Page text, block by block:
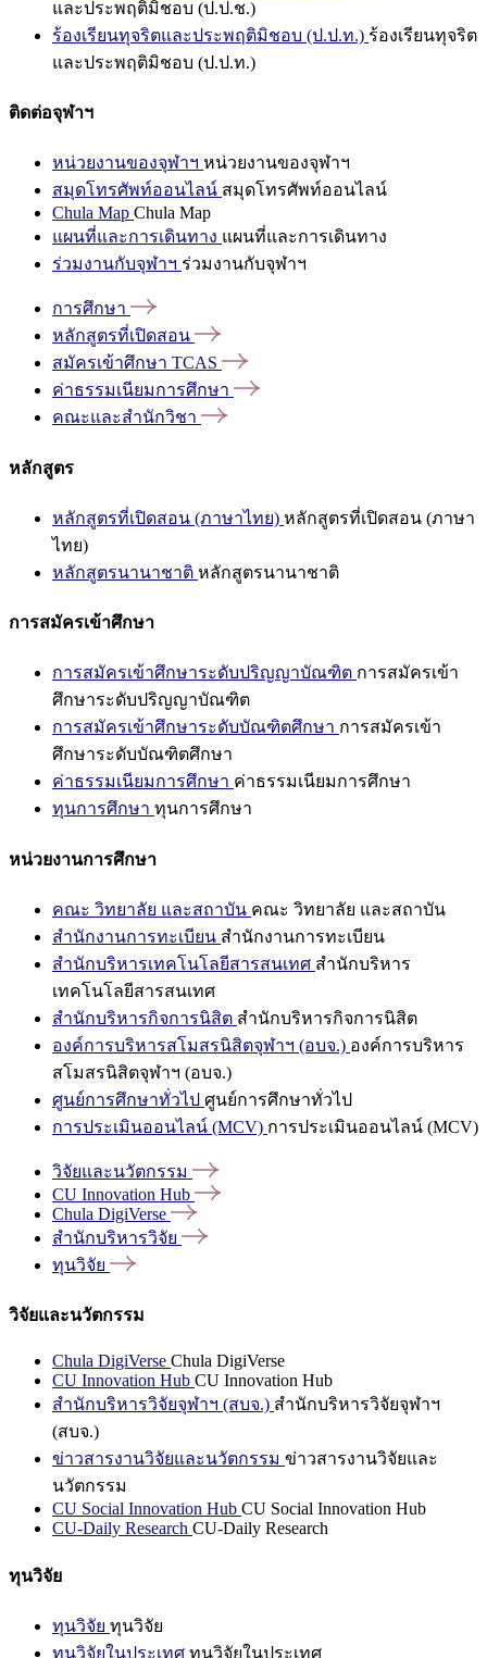
และประพฤติมิชอบ (ป.ป.ช.)
ร้องเรียนทุจริตและประพฤติมิชอบ (ป.ป.ท.) ร้องเรียนทุจริต
และประพฤติมิชอบ (ป.ป.ท.)
ติดต่อจุฬาฯ
หน่วยงานของจุฬาฯ หน่วยงานของจุฬาฯ
สมุดโทรศัพท์ออนไลน์ สมุดโทรศัพท์ออนไลน์
Chula Map Chula Map
แผนที่และการเดินทาง แผนที่และการเดินทาง
ร่วมงานกับจุฬาฯ ร่วมงานกับจุฬาฯ
การศึกษา
หลักสูตรที่เปิดสอน
สมัครเข้าศึกษา TCAS
ค่าธรรมเนียมการศึกษา
คณะและสำนักวิชา
หลักสูตร
หลักสูตรที่เปิดสอน (ภาษาไทย) หลักสูตรที่เปิดสอน (ภาษา
ไทย)
หลักสูตรนานาชาติ หลักสูตรนานาชาติ
การสมัครเข้าศึกษา
การสมัครเข้าศึกษาระดับปริญญาบัณฑิต การสมัครเข้า
ศึกษาระดับปริญญาบัณฑิต
การสมัครเข้าศึกษาระดับบัณฑิตศึกษา การสมัครเข้า
ศึกษาระดับบัณฑิตศึกษา
ค่าธรรมเนียมการศึกษา ค่าธรรมเนียมการศึกษา
ทุนการศึกษา ทุนการศึกษา
หน่วยงานการศึกษา
คณะ วิทยาลัย และสถาบัน คณะ วิทยาลัย และสถาบัน
สำนักงานการทะเบียน สำนักงานการทะเบียน
สำนักบริหารเทคโนโลยีสารสนเทศ สำนักบริหาร
เทคโนโลยีสารสนเทศ
สำนักบริหารกิจการนิสิต สำนักบริหารกิจการนิสิต
องค์การบริหารสโมสรนิสิตจุฬาฯ (อบจ.) องค์การบริหาร
สโมสรนิสิตจุฬาฯ (อบจ.)
ศูนย์การศึกษาทั่วไป ศูนย์การศึกษาทั่วไป
การประเมินออนไลน์ (MCV) การประเมินออนไลน์ (MCV)
วิจัยและนวัตกรรม
CU Innovation Hub
Chula DigiVerse
สำนักบริหารวิจัย
ทุนวิจัย
วิจัยและนวัตกรรม
Chula DigiVerse Chula DigiVerse
CU Innovation Hub CU Innovation Hub
สำนักบริหารวิจัยจุฬาฯ (สบจ.) สำนักบริหารวิจัยจุฬาฯ
(สบจ.)
ข่าวสารงานวิจัยและนวัตกรรม ข่าวสารงานวิจัยและ
นวัตกรรม
CU Social Innovation Hub CU Social Innovation Hub
CU-Daily Research CU-Daily Research
ทุนวิจัย
ทุนวิจัย ทุนวิจัย
ทุนวิจัยในประเทศ ทุนวิจัยในประเทศ